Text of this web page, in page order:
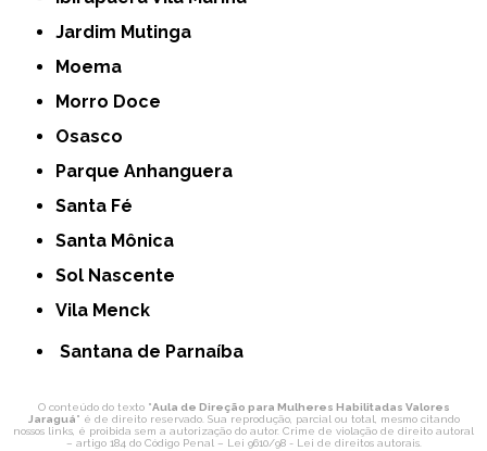
Jardim Mutinga
Moema
Morro Doce
Osasco
Parque Anhanguera
Santa Fé
Santa Mônica
Sol Nascente
Vila Menck
Santana de Parnaíba
O conteúdo do texto "Aula de Direção para Mulheres Habilitadas Valores
Jaraguá" é de direito reservado. Sua reprodução, parcial ou total, mesmo citando
nossos links, é proibida sem a autorização do autor. Crime de violação de direito autoral
– artigo 184 do Código Penal – Lei 9610/98 - Lei de direitos autorais.